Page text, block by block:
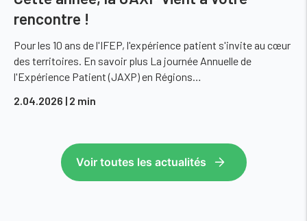
rencontre !
Pour les 10 ans de l'IFEP, l'expérience patient s'invite au cœur
des territoires. En savoir plus La journée Annuelle de
l'Expérience Patient (JAXP) en Régions…
2.04.2026 | 2 min
Voir toutes les actualités